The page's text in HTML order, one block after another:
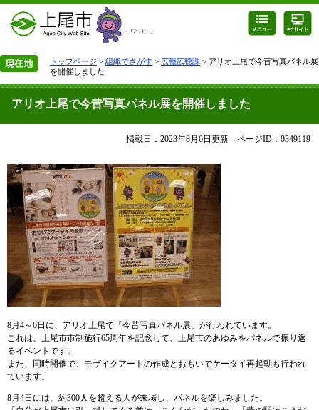
トップページ > 組織でさがす > 広報広聴課 > アリオ上尾で今昔写真パネル展
を開催しました
アリオ上尾で今昔写真パネル展を開催しました
掲載日：2023年8月6日更新 ページID：0349119
8月4～6日に、アリオ上尾で「今昔写真パネル展」が行われています。
これは、上尾市市制施行65周年を記念して、上尾市のあゆみをパネルで振り返
るイベントです。
また、同時開催で、モザイクアートの作成とおもいでケータイ再起動も行われ
ています。
8月4日には、約300人を超える人が来場し、パネルを楽しみました。